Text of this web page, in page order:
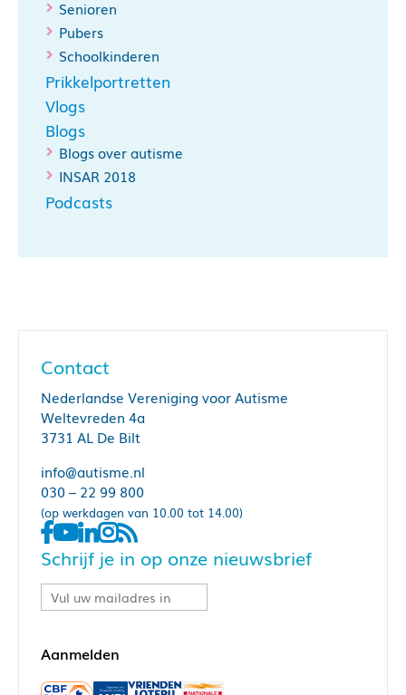
Senioren
Pubers
Schoolkinderen
Prikkelportretten
Vlogs
Blogs
Blogs over autisme
INSAR 2018
Podcasts
Contact
Nederlandse Vereniging voor Autisme
Weltevreden 4a
3731 AL De Bilt
info@autisme.nl
030 – 22 99 800
(op werkdagen van 10.00 tot 14.00)
Schrijf je in op onze nieuwsbrief